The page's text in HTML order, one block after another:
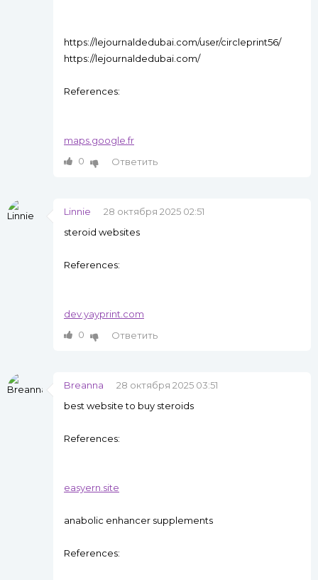
https://lejournaldedubai.com/user/circleprint56/
https://lejournaldedubai.com/
References:
maps.google.fr
0
Ответить
Linnie
28 октября 2025 02:51
steroid websites
References:
dev.yayprint.com
0
Ответить
Breanna
28 октября 2025 03:51
best website to buy steroids
References:
easyern.site
anabolic enhancer supplements
References: